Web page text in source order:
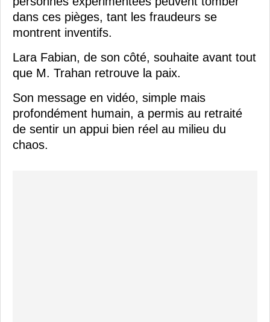
dans ces pièges, tant les fraudeurs se
montrent inventifs.
Lara Fabian, de son côté, souhaite avant tout
que M. Trahan retrouve la paix.
Son message en vidéo, simple mais
profondément humain, a permis au retraité
de sentir un appui bien réel au milieu du
chaos.